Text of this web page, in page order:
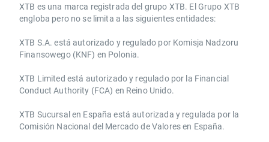
​​XTB es una marca registrada del grupo XTB. El Grupo XTB
engloba pero no se limita a las siguientes entidades:
XTB S.A.​ está autorizado y regulado por Komisja Nadzoru
Finansowego (KNF) ​en Polonia.
XTB Limited ​está autorizado y regulado por la ​Financial
Conduct Authority ​(FCA) en ​​Reino Unido.
XTB Sucursal en España está autorizada y regulada por la
Comisión Nacional del Mercado de Valores en España.